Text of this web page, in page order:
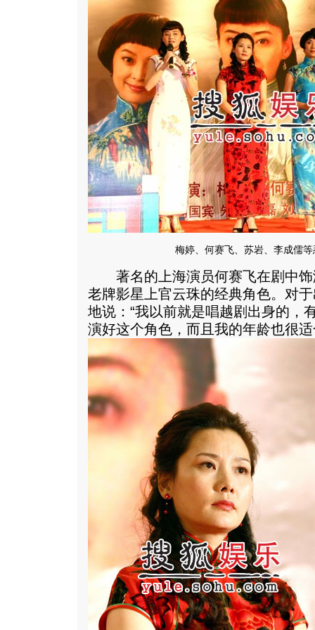
梅婷、何赛飞、苏岩、李成儒
著名的上海演员何赛飞在剧中饰
老牌影星上官云珠的经典角色。对
地说：“我以前就是唱越剧出身的，
演好这个角色，而且我的年龄也很适